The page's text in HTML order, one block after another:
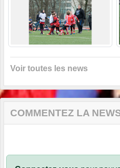
Voir toutes les news
COMMENTEZ LA